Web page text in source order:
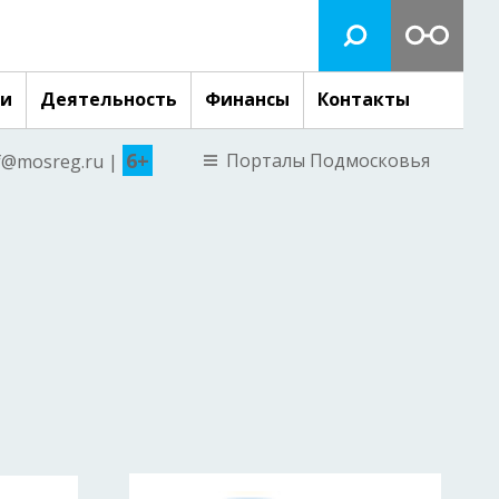
Деятельность Финансы Контакты
| 6+ Порталы Подмосковья